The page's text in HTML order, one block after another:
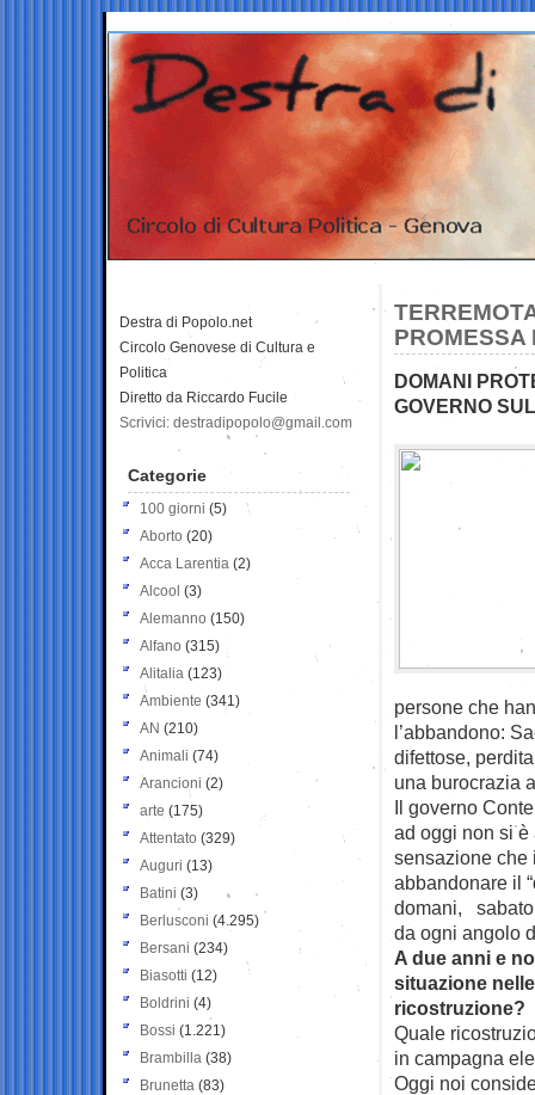
PROMESSA
DOMANI
GOVERNO
persone che
l’abbandono:
difettose,
una burocrazia
Il governo
ad oggi non si è
sensazione che
abbandonare il
domani, sabato
da ogni angolo
A due anni e
situazione
ricostruzione?
Quale
in campagna
Oggi noi
Destra di Popolo.net
Circolo Genovese di Cultura e
Politica
Diretto da Riccardo Fucile
Scrivici: destradipopolo@gmail.com
Categorie
100 giorni (5)
Aborto (20)
Acca Larentia (2)
Alcool (3)
Alemanno (150)
Alfano (315)
Alitalia (123)
Ambiente (341)
AN (210)
Animali (74)
Arancioni (2)
arte (175)
Attentato (329)
Auguri (13)
Batini (3)
Berlusconi (4.295)
Bersani (234)
Biasotti (12)
Boldrini (4)
Bossi (1.221)
Brambilla (38)
Brunetta (83)